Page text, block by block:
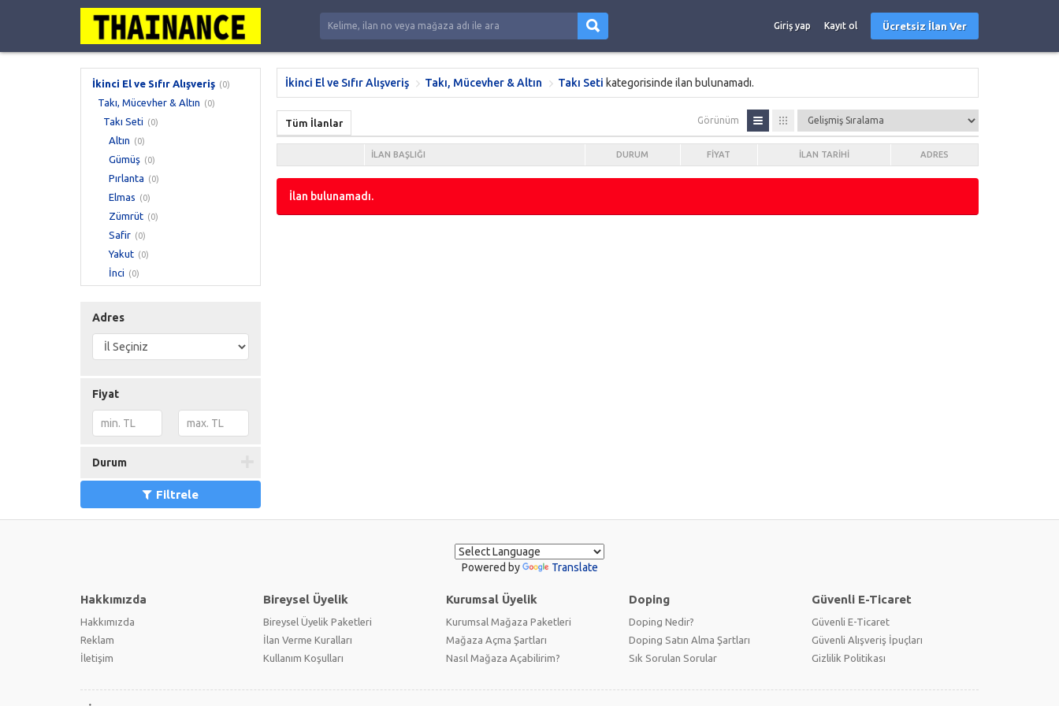
Giriş yap Kayıt ol Ücretsiz İlan Ver
İkinci El ve Sıfır Alışveriş (0)
Takı, Mücevher & Altın (0)
Takı Seti (0)
Altın (0)
Gümüş (0)
Pırlanta (0)
Elmas (0)
Zümrüt (0)
Safir (0)
Yakut (0)
İnci (0)
Adres
Fiyat
Durum
Filtrele
İkinci El ve Sıfır Alışveriş Takı, Mücevher & Altın Takı Seti kategorisinde ilan bulunamadı.
Tüm İlanlar Görünüm
İLAN BAŞLIĞI DURUM FIYAT İLAN TARIHI ADRES
İlan bulunamadı.
Powered by Translate
Hakkımızda
Hakkımızda
Reklam
İletişim
Bireysel Üyelik
Bireysel Üyelik Paketleri
İlan Verme Kuralları
Kullanım Koşulları
Kurumsal Üyelik
Kurumsal Mağaza Paketleri
Mağaza Açma Şartları
Nasıl Mağaza Açabilirim?
Doping
Doping Nedir?
Doping Satın Alma Şartları
Sık Sorulan Sorular
Güvenli E-Ticaret
Güvenli E-Ticaret
Güvenli Alışveriş İpuçları
Gizlilik Politikası